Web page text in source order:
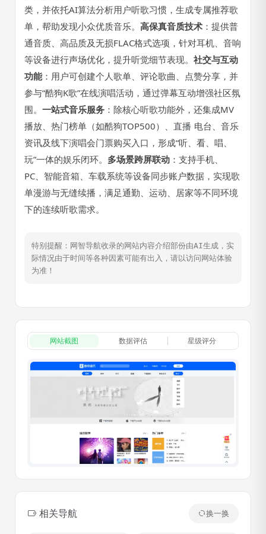
类，并依托AI算法分析用户听歌习惯，生成专属推荐歌
单，帮助发现小众优质音乐。 高保真音质技术 ：提供普
通音质、高品质及无损FLAC格式选项，针对耳机、音响
等设备进行声场优化，提升听觉细节表现。 社交与互动
功能：用户可创建个人歌单、评论歌曲、点赞分享，并
参与“酷狗K歌”在线演唱活动，通过弹幕互动增强社区氛
围。 一站式音乐服务 ：除核心听歌功能外，还集成MV
播放、热门榜单（如酷狗TOP500）、 直播 电台、音乐
资讯及线下演唱会门票购买入口，形成“听、看、唱、
玩”一体的娱乐闭环。 多场景跨屏联动 ：支持手机、
PC、智能音箱、车载系统等设备同步账户数据，实现歌
单漫游与无缝续播，满足通勤、运动、居家等不同环境
下的连续听歌需求。
特别提醒：网智导航收录的网站内容介绍部份由AI生成，实
际情况由于时间等各种因素可能有出入，请以访问网站体验
为准！
网站截图 数据评估 星级评分
相关导航 换一换